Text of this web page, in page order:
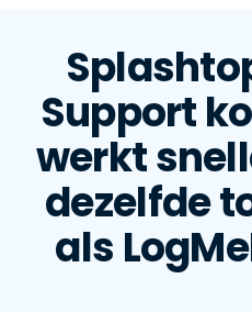
Support
werkt
dezelfde
als